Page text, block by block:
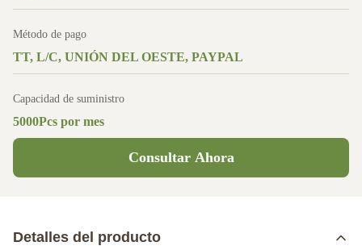
Método de pago
TT, L/C, UNIÓN DEL OESTE, PAYPAL
Capacidad de suministro
5000Pcs por mes
Consultar Ahora
Detalles del producto